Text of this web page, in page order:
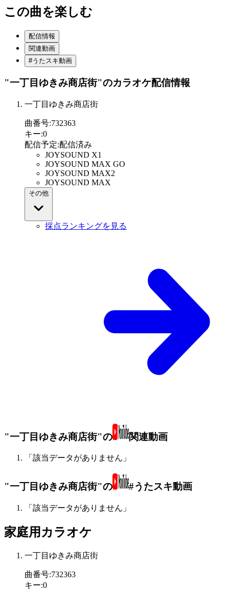
この曲を楽しむ
配信情報
関連動画
#うたスキ動画
"一丁目ゆきみ商店街"のカラオケ配信情報
一丁目ゆきみ商店街
曲番号:732363
キー:0
配信予定:配信済み
JOYSOUND X1
JOYSOUND MAX GO
JOYSOUND MAX2
JOYSOUND MAX
その他
採点ランキングを見る
"一丁目ゆきみ商店街"の 関連動画
「該当データがありません」
"一丁目ゆきみ商店街"の #うたスキ動画
「該当データがありません」
家庭用カラオケ
一丁目ゆきみ商店街
曲番号:732363
キー:0